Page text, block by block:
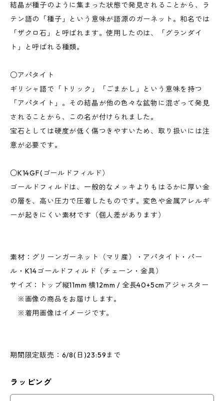
結晶が種子のように集まった状態で発見されることから、ラ
テン語の「種子」という意味が語源のガーネット。和名では
「ザクロ石」と呼ばれます。使用したのは、「グランダイ
ト」と呼ばれる種類。
○アパタイト
ギリシャ語で「トリック」「ごまかし」という意味を持つ
「アパタイト」。その結晶が他の色々な鉱物に混ざって発見
されることから、この名が付けられました。
宝石としては硬度が低く傷つきやすいため、取り扱いには注
意が必要です。
○K14GF(ゴールドフィルド）
ゴールドフィルドは、一般的なメッキよりもはるかに厚い金
の層を、高い圧力で圧着したものです。変色や金属アレルギ
ーが起きにくい素材です（個人差があります）
素材：グリーンガーネット（マリ産）・アパタイト・パー
ル・K14ゴールドフィルド（チェーン・金具）
サイズ：トップ縦11mm 横12mm / 全長40+5cmアジャスター
※画像の商品をお届けします。
※着用画像はイメージです。
期間限定販売：6/8(日)23:59まで
ラッピング